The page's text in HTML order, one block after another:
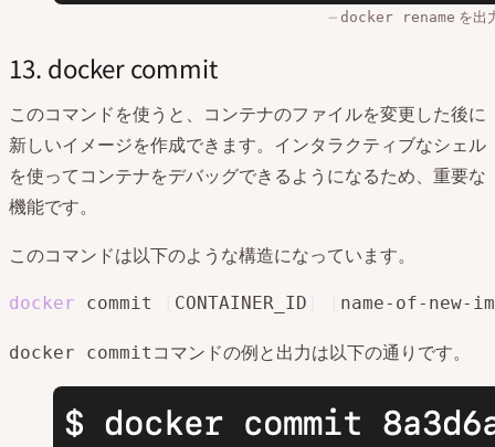
docker rename を出
13. docker commit
このコマンドを使うと、コンテナのファイルを変更した後に
新しいイメージを作成できます。インタラクティブなシェル
を使ってコンテナをデバッグできるようになるため、重要な
機能です。
このコマンドは以下のような構造になっています。
docker commit CONTAINER_ID name-of-new-
docker commit コマンドの例と出力は以下の通りです。